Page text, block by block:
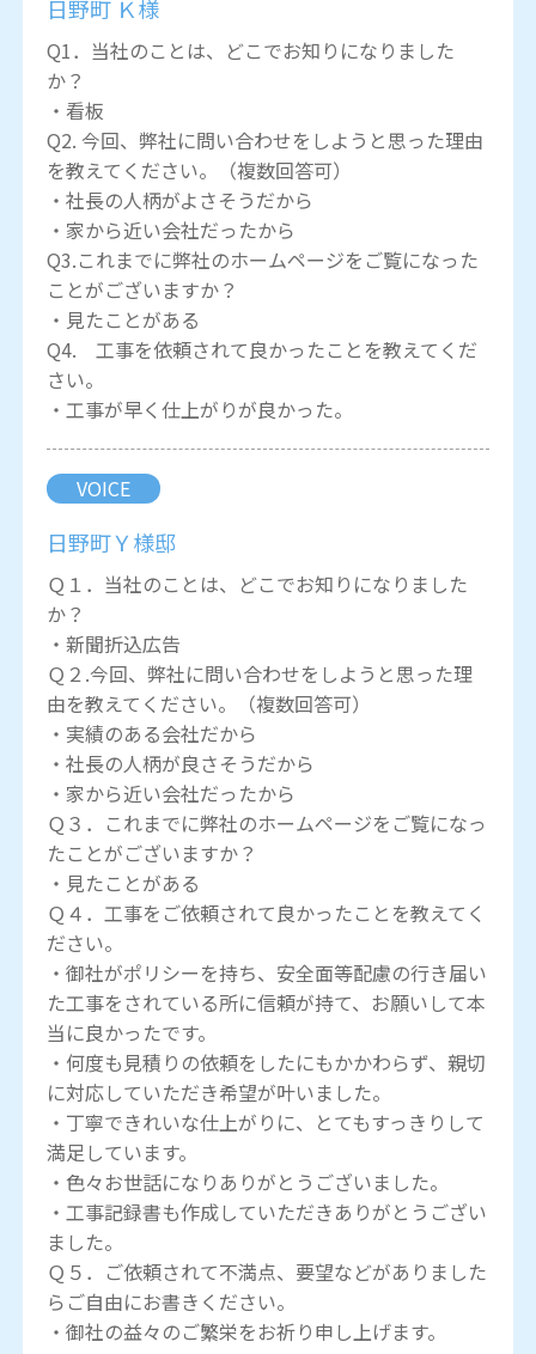
日野町 Ｋ様
Q1．当社のことは、どこでお知りになりました
か？
・看板
Q2. 今回、弊社に問い合わせをしようと思った理由
を教えてください。（複数回答可）
・社長の人柄がよさそうだから
・家から近い会社だったから
Q3.これまでに弊社のホームページをご覧になった
ことがございますか？
・見たことがある
Q4. 工事を依頼されて良かったことを教えてくだ
さい。
・工事が早く仕上がりが良かった。
VOICE
日野町Ｙ様邸
Ｑ１．当社のことは、どこでお知りになりました
か？
・新聞折込広告
Ｑ２.今回、弊社に問い合わせをしようと思った理
由を教えてください。（複数回答可）
・実績のある会社だから
・社長の人柄が良さそうだから
・家から近い会社だったから
Ｑ３．これまでに弊社のホームページをご覧になっ
たことがございますか？
・見たことがある
Ｑ４．工事をご依頼されて良かったことを教えてく
ださい。
・御社がポリシーを持ち、安全面等配慮の行き届い
た工事をされている所に信頼が持て、お願いして本
当に良かったです。
・何度も見積りの依頼をしたにもかかわらず、親切
に対応していただき希望が叶いました。
・丁寧できれいな仕上がりに、とてもすっきりして
満足しています。
・色々お世話になりありがとうございました。
・工事記録書も作成していただきありがとうござい
ました。
Ｑ５．ご依頼されて不満点、要望などがありました
らご自由にお書きください。
・御社の益々のご繁栄をお祈り申し上げます。